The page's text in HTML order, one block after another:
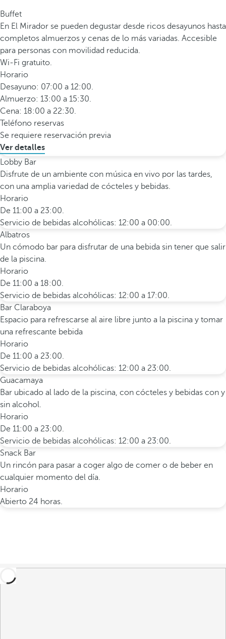
Buffet
En El Mirador se pueden degustar desde ricos desayunos hasta
completos almuerzos y cenas de lo más variadas. Accesible
para personas con movilidad reducida.
Wi-Fi gratuito.
Horario
Desayuno: 07:00 a 12:00.
Almuerzo: 13:00 a 15:30.
Cena: 18:00 a 22:30.
Teléfono reservas
Se requiere reservación previa
Ver detalles
Lobby Bar
Disfrute de un ambiente con música en vivo por las tardes,
con una amplia variedad de cócteles y bebidas.
Horario
De 11:00 a 23:00.
Servicio de bebidas alcohólicas: 12:00 a 00:00.
Albatros
Un cómodo bar para disfrutar de una bebida sin tener que salir
de la piscina.
Horario
De 11:00 a 18:00.
Servicio de bebidas alcohólicas: 12:00 a 17:00.
Bar Claraboya
Espacio para refrescarse al aire libre junto a la piscina y tomar
una refrescante bebida
Horario
De 11:00 a 23:00.
Servicio de bebidas alcohólicas: 12:00 a 23:00.
Guacamaya
Bar ubicado al lado de la piscina, con cócteles y bebidas con y
sin alcohol.
Horario
De 11:00 a 23:00.
Servicio de bebidas alcohólicas: 12:00 a 23:00.
Snack Bar
Un rincón para pasar a coger algo de comer o de beber en
cualquier momento del día.
Horario
Abierto 24 horas.